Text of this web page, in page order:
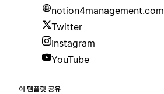
notion4management.com
Twitter
Instagram
YouTube
이 템플릿 공유